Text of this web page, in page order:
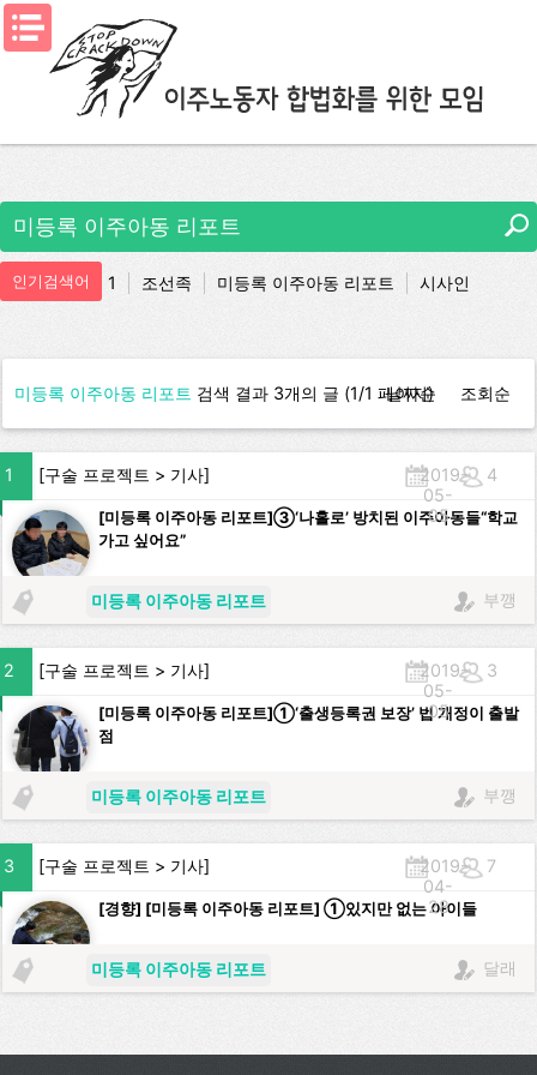
메뉴열기
인기검색어 1 조선족 미등록 이주아동 리포트
시사인
미등록 이주아동 리포트 검색 결과 3개의 글 (1/1 페이지)
날짜순 조회순
4
2019-
05-
05
1 [구술 프로젝트 > 기사]
[미등록 이주아동 리포트]③‘나홀로’ 방치된 이주아동들“학교
가고 싶어요”
미등록 이주아동 리포트 부깽
3
2019-
05-
05
2 [구술 프로젝트 > 기사]
[미등록 이주아동 리포트]①‘출생등록권 보장’ 법 개정이 출발
점
미등록 이주아동 리포트 부깽
7
2019-
04-
28
3 [구술 프로젝트 > 기사]
[경향] [미등록 이주아동 리포트] ①있지만 없는 아이들
미등록 이주아동 리포트 달래